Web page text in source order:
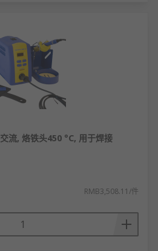
流, 烙铁头450 °C, 用于焊接
RMB3,508.11/件